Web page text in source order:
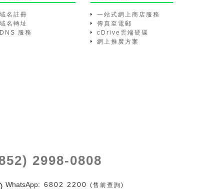
域名註冊
域名轉址
DNS 服務
一站式網上商店服務
傳真至電郵
cDrive雲端硬碟
網上推廣方案
2998-0808
WhatsApp: 6802 2200 (售前查詢)